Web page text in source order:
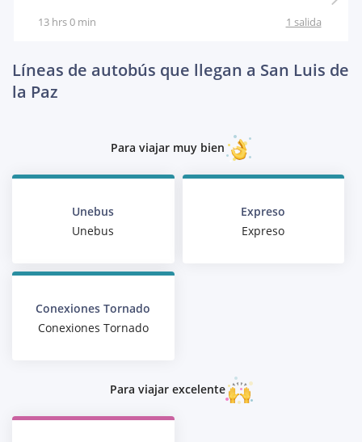
1 salida
13 hrs 0 min
Líneas de autobús que llegan a San Luis de
la Paz
Para viajar muy bien
Unebus
Unebus
Expreso
Expreso
Conexiones Tornado
Conexiones Tornado
Para viajar excelente